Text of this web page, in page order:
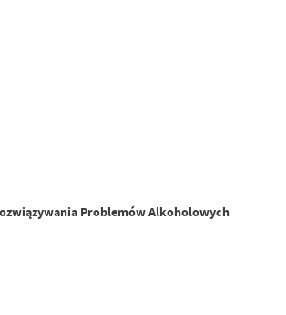
Problemów Alkoholowych